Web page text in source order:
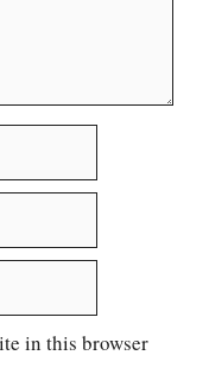
in this browser